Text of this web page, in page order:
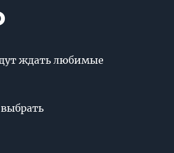
ждать любимые